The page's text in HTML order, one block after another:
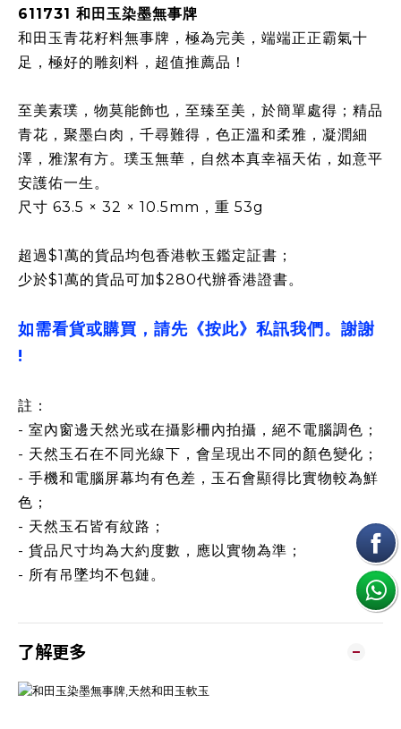
611731 和田玉染墨無‌事牌
‌和田玉青花籽料無事牌，極為完美，端端正正霸氣‌十‌
足，極好‌的雕刻‌料，超值推‌薦品！‌
至美素璞，物‌莫‌能飾也，至‌臻至‌美，於簡單處‌得；精品‌
青花，‌聚墨‌白肉，千尋難‌得，色正‌溫‌和柔雅，凝‌潤細‌
澤，雅潔有‌方。璞玉無‌華，自‌然本真幸‌福天‌佑，如意‌平
安護佑‌一生。
尺寸 63.5 × 32 × 10.5mm，重 53g
超過$1萬的貨品均包香港軟玉鑑定証書；
少於$1萬的貨品可加$280代辦香港證書。
如需看貨或購買，請先《按此》私訊我們。謝謝
!
註：
- 室內窗邊天然光或在攝影柵內拍攝，絕不電腦調色；
- 天然玉石在不同光線下，會呈現出不同的顏色變化；
- 手機和電腦屏幕均有色差，玉石會顯得比實物較為鮮
色；
- 天然玉石皆有紋路；
- 貨品尺寸均為大約度數，應以實物為準；
- 所有吊墜均不包鏈。
了解更多